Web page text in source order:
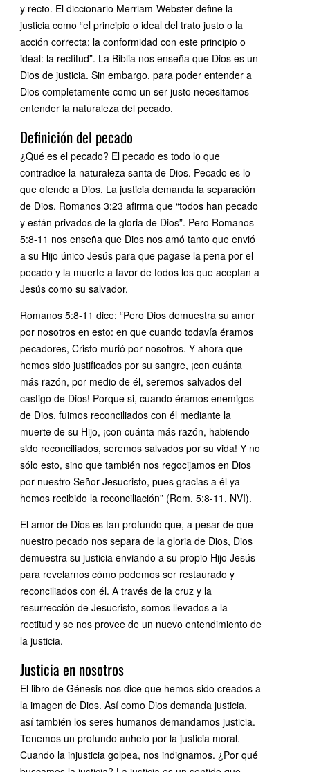
y recto. El diccionario Merriam-Webster define la
justicia como “el principio o ideal del trato justo o la
acción correcta: la conformidad con este principio o
ideal: la rectitud”. La Biblia nos enseña que Dios es un
Dios de justicia. Sin embargo, para poder entender a
Dios completamente como un ser justo necesitamos
entender la naturaleza del pecado.
Definición del pecado
¿Qué es el pecado? El pecado es todo lo que
contradice la naturaleza santa de Dios. Pecado es lo
que ofende a Dios. La justicia demanda la separación
de Dios. Romanos 3:23 afirma que “todos han pecado
y están privados de la gloria de Dios”. Pero Romanos
5:8-11 nos enseña que Dios nos amó tanto que envió
a su Hijo único Jesús para que pagase la pena por el
pecado y la muerte a favor de todos los que aceptan a
Jesús como su salvador.
Romanos 5:8-11 dice: “Pero Dios demuestra su amor
por nosotros en esto: en que cuando todavía éramos
pecadores, Cristo murió por nosotros. Y ahora que
hemos sido justificados por su sangre, ¡con cuánta
más razón, por medio de él, seremos salvados del
castigo de Dios! Porque si, cuando éramos enemigos
de Dios, fuimos reconciliados con él mediante la
muerte de su Hijo, ¡con cuánta más razón, habiendo
sido reconciliados, seremos salvados por su vida! Y no
sólo esto, sino que también nos regocijamos en Dios
por nuestro Señor Jesucristo, pues gracias a él ya
hemos recibido la reconciliación” (Rom. 5:8-11, NVI).
El amor de Dios es tan profundo que, a pesar de que
nuestro pecado nos separa de la gloria de Dios, Dios
demuestra su justicia enviando a su propio Hijo Jesús
para revelarnos cómo podemos ser restaurado y
reconciliados con él. A través de la cruz y la
resurrección de Jesucristo, somos llevados a la
rectitud y se nos provee de un nuevo entendimiento de
la justicia.
Justicia en nosotros
El libro de Génesis nos dice que hemos sido creados a
la imagen de Dios. Así como Dios demanda justicia,
así también los seres humanos demandamos justicia.
Tenemos un profundo anhelo por la justicia moral.
Cuando la injusticia golpea, nos indignamos. ¿Por qué